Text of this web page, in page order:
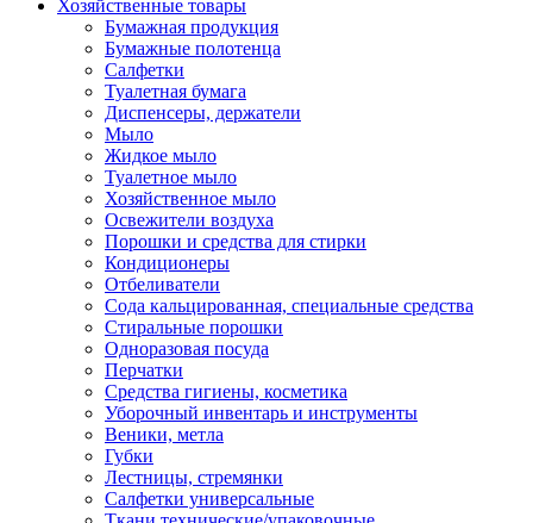
Хозяйственные товары
Бумажная продукция
Бумажные полотенца
Салфетки
Туалетная бумага
Диспенсеры, держатели
Мыло
Жидкое мыло
Туалетное мыло
Хозяйственное мыло
Освежители воздуха
Порошки и средства для стирки
Кондиционеры
Отбеливатели
Сода кальцированная, специальные средства
Стиральные порошки
Одноразовая посуда
Перчатки
Средства гигиены, косметика
Уборочный инвентарь и инструменты
Веники, метла
Губки
Лестницы, стремянки
Салфетки универсальные